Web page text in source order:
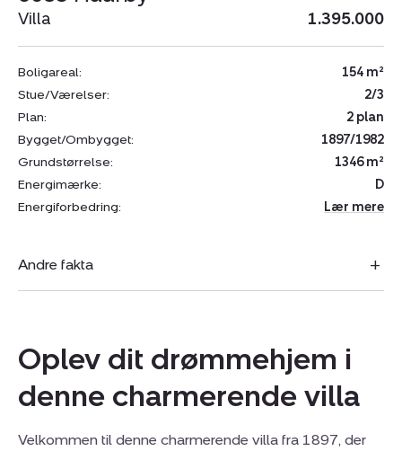
Villa 1.395.000
Boligareal:
154 m²
Stue/Værelser:
2/3
Plan:
2 plan
Bygget/Ombygget:
1897/1982
Grundstørrelse:
1346 m²
Energimærke:
D
Energiforbedring:
Lær mere
Andre fakta
Oplev dit drømmehjem i
denne charmerende villa
Velkommen til denne charmerende villa fra 1897, der